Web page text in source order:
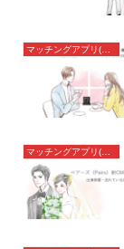
マッチングアプリ(婚活アプリ)